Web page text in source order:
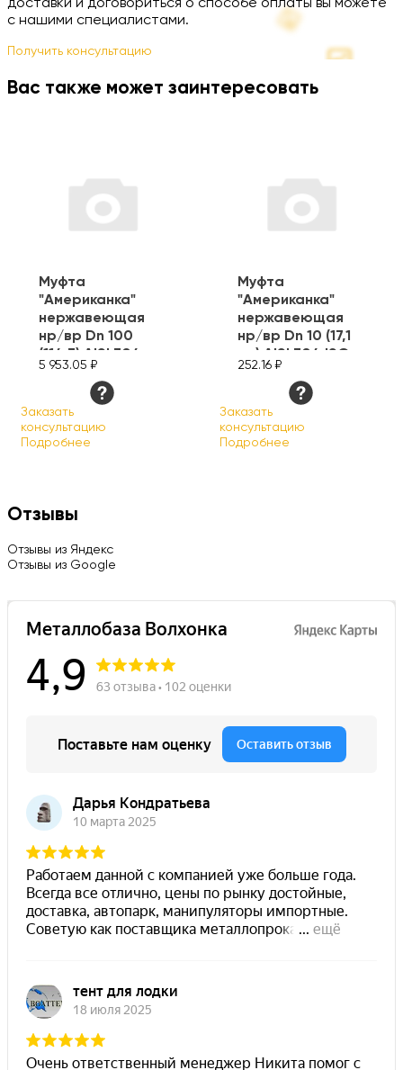
доставки и договориться о способе оплаты вы можете
с нашими специалистами.
Получить консультацию
Вас также может заинтересовать
Муфта
"Американка"
нержавеющая
нр/вр Dn 100
(114,3) AISI 304
ISO
5 953.05 ₽
Заказать
консультацию
Подробнее
Муфта
"Американка"
нержавеющая
нр/вр Dn 10 (17,1
мм) AISI 304 ISO
252.16 ₽
Заказать
консультацию
Подробнее
Отзывы
Отзывы из Яндекс
Отзывы из Google